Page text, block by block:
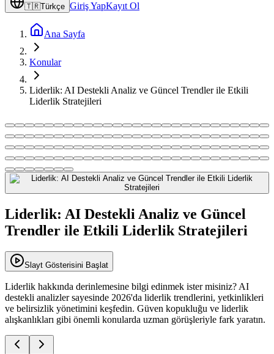
🇹🇷Türkçe Giriş YapKayıt Ol
Ana Sayfa
Konular
Liderlik: AI Destekli Analiz ve Güncel Trendler ile Etkili
Liderlik Stratejileri
Liderlik: AI Destekli Analiz ve Güncel
Trendler ile Etkili Liderlik Stratejileri
Slayt Gösterisini Başlat
Liderlik hakkında derinlemesine bilgi edinmek ister misiniz? AI
destekli analizler sayesinde 2026'da liderlik trendlerini, yetkinlikleri
ve belirsizlik yönetimini keşfedin. Güven kopukluğu ve liderlik
alışkanlıkları gibi önemli konularda uzman görüşleriyle fark yaratın.